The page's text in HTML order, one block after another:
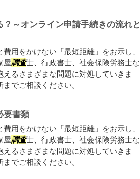
～オンライン申請手続きの流れと
用をかけない「最短距離」をお示し、
屋調査士、行政書士、社会保険労務士な
るさまざまな問題に対処していきま
でご相談ください。
要書類
用をかけない「最短距離」をお示し、
屋調査士、行政書士、社会保険労務士な
るさまざまな問題に対処していきま
でご相談ください。